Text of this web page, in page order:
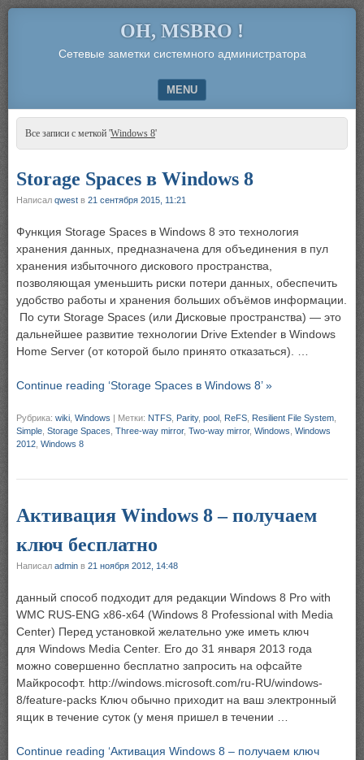
OH, MSBRO !
Сетевые заметки системного администратора
MENU
SKIP TO CONTENT
Все записи с меткой 'Windows 8'
Storage Spaces в Windows 8
Написал qwest в 21 сентября 2015, 11:21
Функция Storage Spaces в Windows 8 это технология
хранения данных, предназначена для объединения в пул
хранения избыточного дискового пространства,
позволяющая уменьшить риски потери данных, обеспечить
удобство работы и хранения больших объёмов информации.
По сути Storage Spaces (или Дисковые пространства) — это
дальнейшее развитие технологии Drive Extender в Windows
Home Server (от которой было принято отказаться). …
Continue reading ‘Storage Spaces в Windows 8’ »
Рубрика: wiki Windows | Метки: NTFS Parity, pool ReFS Resilient File System
Simple Storage Spaces Three-way mirror, Two-way mirror, Windows Windows
2012 Windows 8
Активация Windows 8 – получаем
ключ бесплатно
Написал admin в 21 ноября 2012, 14:48
данный способ подходит для редакции Windows 8 Pro with
WMC RUS-ENG x86-x64 (Windows 8 Professional with Media
Center) Перед установкой желательно уже иметь ключ
для Windows Media Center. Его до 31 января 2013 года
можно совершенно бесплатно запросить на офсайте
Майкрософт. http://windows.microsoft.com/ru-RU/windows-
8/feature-packs Ключ обычно приходит на ваш электронный
ящик в течение суток (у меня пришел в течении …
Continue reading ‘Активация Windows 8 – получаем ключ